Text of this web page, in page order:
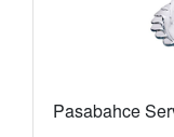
Pasabahce